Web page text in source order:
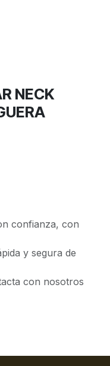
NECK
confianza, con
y segura de
con nosotros